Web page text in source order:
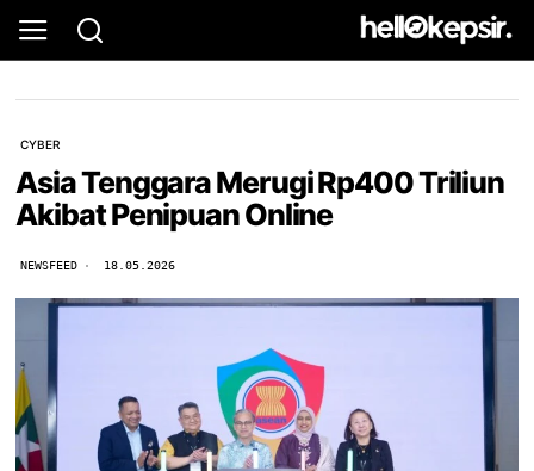
CYBER
Asia Tenggara Merugi Rp400 Triliun
Akibat Penipuan Online
NEWSFEED 18.05.2026